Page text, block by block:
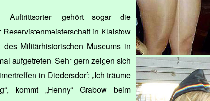
Auftrittsorten gehört sogar die
in Klaistow
Militärhistorischen Museums in
aufgetreten. Sehr gern zeigen sich
in Diedersdorf: „Ich träume
kommt „Henny“ Grabow beim